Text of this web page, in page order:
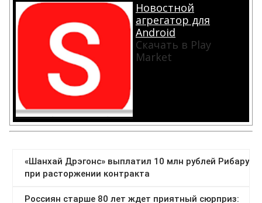
Новостной
агрегатор для
Android
Скачать в Play
Market